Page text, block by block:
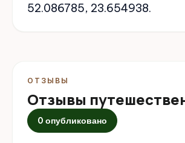
52.086785, 23.654938.
ОТЗЫВЫ
Отзывы
0 опубликовано